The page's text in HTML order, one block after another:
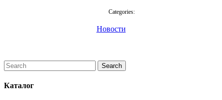
Categories:
Новости
Каталог